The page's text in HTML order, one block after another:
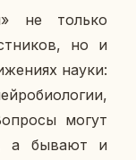
не только
но и
науки:
могут
а бывают и